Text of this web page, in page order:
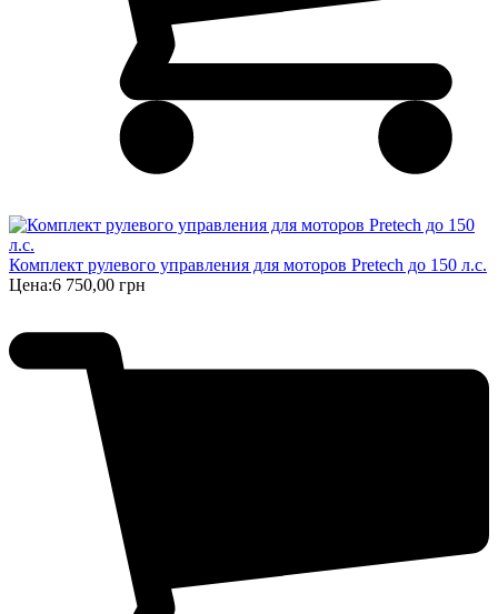
Комплект рулевого управления для моторов Pretech до 150 л.с.
Цена:6 750,00 грн